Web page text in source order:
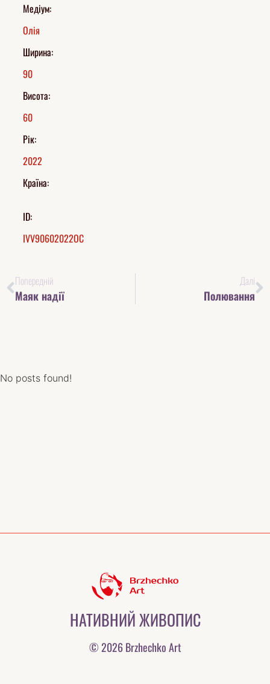
Медіум:
Олія
Ширина:
90
Висота:
60
Рік:
2022
Країна:
ID:
IVV90602022OC
Попередній
Маяк надії
Далі
Полювання
No posts found!
НАТИВНИЙ ЖИВОПИС
© 2026 Brzhechko Art